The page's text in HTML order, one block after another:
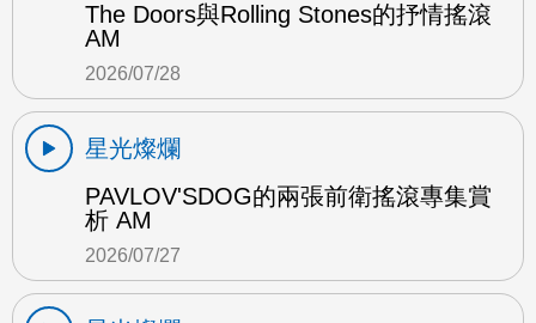
The Doors與Rolling Stones的抒情搖滾
AM
2026/07/28
星光燦爛
PAVLOV'SDOG的兩張前衛搖滾專集賞
析 AM
2026/07/27